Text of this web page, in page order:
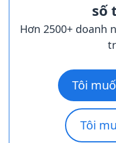
số
Hơn 2500+ doanh
Tôi
Tôi